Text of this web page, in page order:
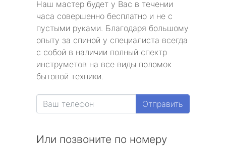
Наш мастер будет у Вас в течении
часа совершенно бесплатно и не с
пустыми руками. Благодаря большому
опыту за спиной у специалиста всегда
с собой в наличии полный спектр
инструметов на все виды поломок
бытовой техники.
Отправить
Или позвоните по номеру